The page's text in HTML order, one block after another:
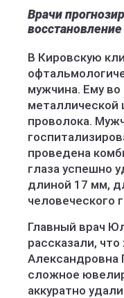
Врачи
В Кировскую
мужчина. Ему
металлической
проволока.
проведена
глаза успешно
длиной 17 мм,
человеческого
Главный врач
рассказали, что
Александровна
сложное
аккуратно